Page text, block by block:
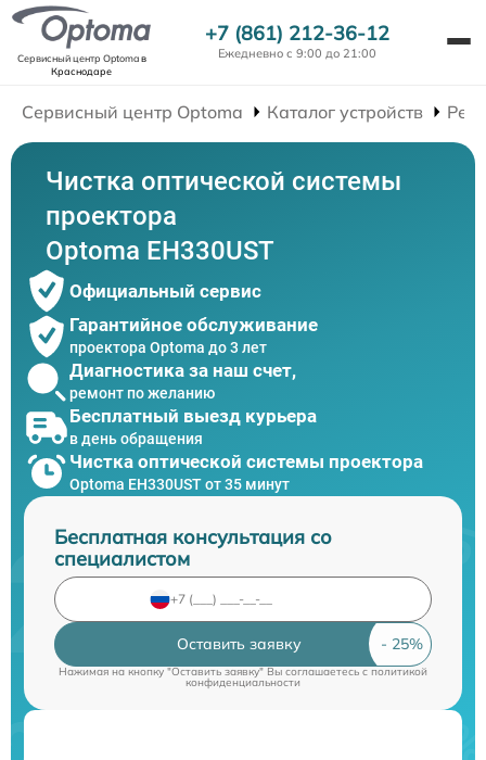
Сервисный центр Optomaв
Краснодаре
+7 (861) 212-36-12
Ежедневно с 9:00 до 21:00
Сервисный центр Optoma Каталог устройств
Чистка оптической системы
проектора
Optoma EH330UST
Официальный сервис
Гарантийное обслуживание
проектора Optoma до 3 лет
Диагностика за наш счет,
ремонт по желанию
Бесплатный выезд курьера
в день обращения
Чистка оптической системы проектора
Optoma EH330UST от 35 минут
Бесплатная консультация со
специалистом
Оставить заявку
Нажимая на кнопку "Оставить заявку" Вы соглашаетесь cполитикой
конфиденциальности